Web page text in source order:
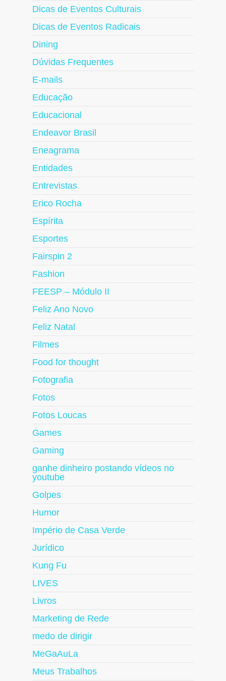
Dicas de Eventos Culturais
Dicas de Eventos Radicais
Dining
Dúvidas Frequentes
E-mails
Educação
Educacional
Endeavor Brasil
Eneagrama
Entidades
Entrevistas
Erico Rocha
Espírita
Esportes
Fairspin 2
Fashion
FEESP – Módulo II
Feliz Ano Novo
Feliz Natal
Filmes
Food for thought
Fotografia
Fotos
Fotos Loucas
Games
Gaming
ganhe dinheiro postando vídeos no
youtube
Golpes
Humor
Império de Casa Verde
Jurídico
Kung Fu
LIVES
Livros
Marketing de Rede
medo de dirigir
MeGaAuLa
Meus Trabalhos